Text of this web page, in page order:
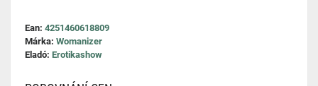
Ean: 4251460618809
Márka: Womanizer
Eladó: Erotikashow